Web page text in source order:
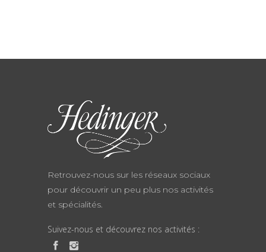
Retrouvez-nous sur les réseaux sociaux
pour découvrir un peu plus nos activités
et spécialités.
Suivez-nous et découvrez nos activités :